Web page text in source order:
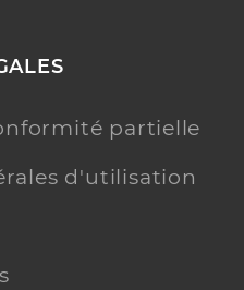
partielle
d'utilisation